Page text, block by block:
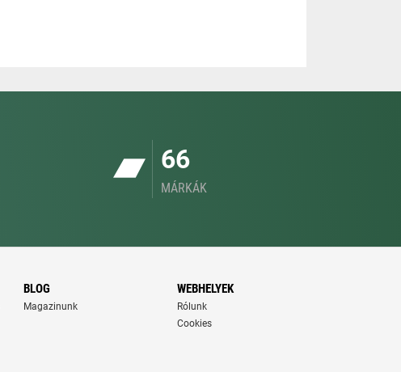
66
MÁRKÁK
BLOG
Magazinunk
WEBHELYEK
Rólunk
Cookies